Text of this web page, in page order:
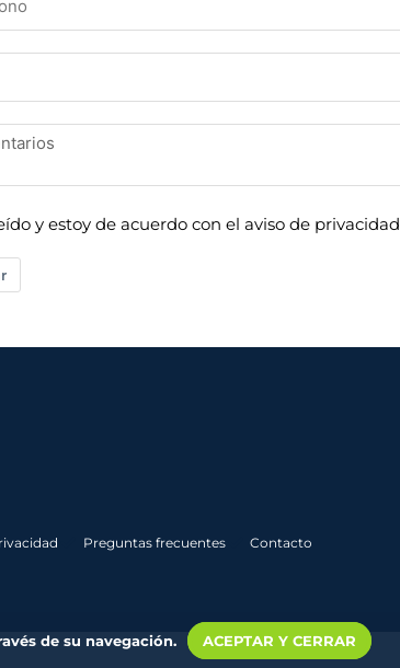
y estoy de acuerdo con el aviso de privacidad
Preguntas frecuentes Contacto
de su navegación. ACEPTAR Y CERRAR